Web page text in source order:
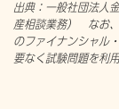
出典：一般社団法人
産相談業務） なお、
のファイナンシャル
要なく試験問題を利